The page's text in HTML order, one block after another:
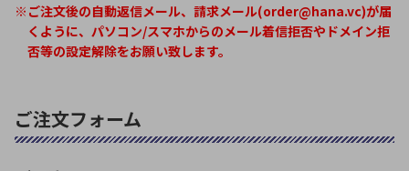
※ご注文後の自動返信メール、請求メール(order@hana.vc)が届
くように、パソコン/スマホからのメール着信拒否やドメイン拒
否等の設定解除をお願い致します。
ご注文フォーム